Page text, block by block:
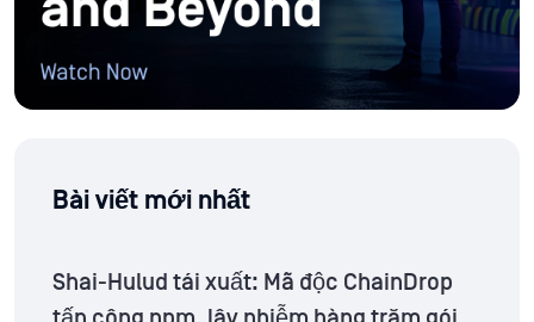
Bài viết mới nhất
Shai-Hulud tái xuất: Mã độc ChainDrop